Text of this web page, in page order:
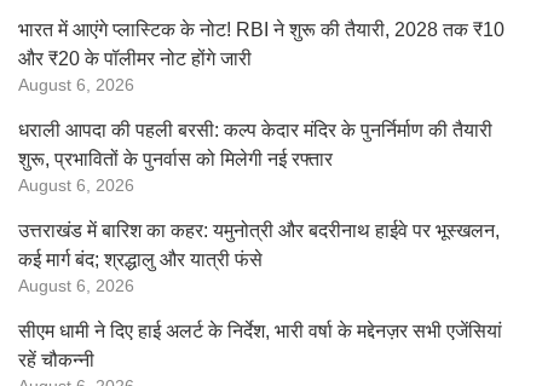
भारत में आएंगे प्लास्टिक के नोट! RBI ने शुरू की तैयारी, 2028 तक ₹10
और ₹20 के पॉलीमर नोट होंगे जारी
August 6, 2026
धराली आपदा की पहली बरसी: कल्प केदार मंदिर के पुनर्निर्माण की तैयारी
शुरू, प्रभावितों के पुनर्वास को मिलेगी नई रफ्तार
August 6, 2026
उत्तराखंड में बारिश का कहर: यमुनोत्री और बदरीनाथ हाईवे पर भूस्खलन,
कई मार्ग बंद; श्रद्धालु और यात्री फंसे
August 6, 2026
सीएम धामी ने दिए हाई अलर्ट के निर्देश, भारी वर्षा के मद्देनज़र सभी एजेंसियां
रहें चौकन्नी